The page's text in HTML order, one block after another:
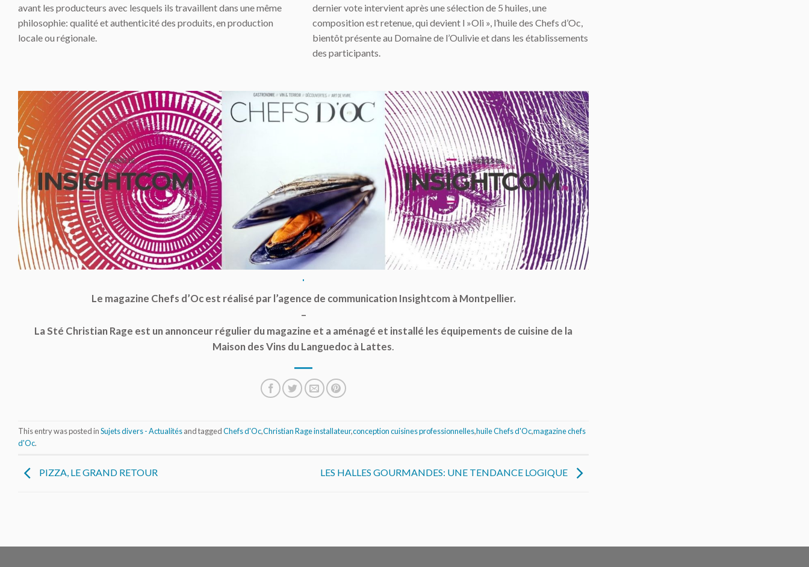
avant les producteurs avec lesquels ils travaillent dans une même
philosophie: qualité et authenticité des produits, en production
locale ou régionale.
dernier vote intervient après une sélection de 5 huiles, une
composition est retenue, qui devient l »Oli », l’huile des Chefs d’Oc,
bientôt présente au Domaine de l’Oulivie et dans les établissements
des participants.
Le magazine Chefs d’Oc est réalisé par l’agence de communication Insightcom à Montpellier.
–
La Sté Christian Rage est un annonceur régulier du magazine et a aménagé et installé les équipements de cuisine de la
Maison des Vins du Languedoc à Lattes.
This entry was posted inSujets divers - Actualitésand taggedChefs d'Oc,Christian Rage installateur,conception cuisines professionnelles,huile Chefs d'Oc,magazine chefs
d'Oc.
PIZZA, LE GRAND RETOUR LES HALLES GOURMANDES: UNE TENDANCE LOGIQUE